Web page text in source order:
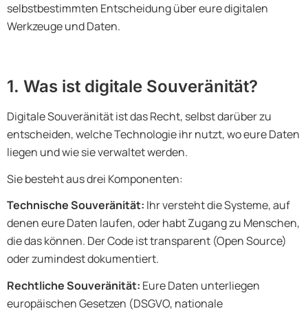
selbstbestimmten Entscheidung über eure digitalen
Werkzeuge und Daten.
1. Was ist digitale Souveränität?
Digitale Souveränität ist das Recht, selbst darüber zu
entscheiden, welche Technologie ihr nutzt, wo eure Daten
liegen und wie sie verwaltet werden.
Sie besteht aus drei Komponenten:
Technische Souveränität: Ihr versteht die Systeme, auf
denen eure Daten laufen, oder habt Zugang zu Menschen,
die das können. Der Code ist transparent (Open Source)
oder zumindest dokumentiert.
Rechtliche Souveränität: Eure Daten unterliegen
europäischen Gesetzen (DSGVO, nationale